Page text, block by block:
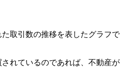
取引数の推移を表したグラフで
れているのであれば、不動産が